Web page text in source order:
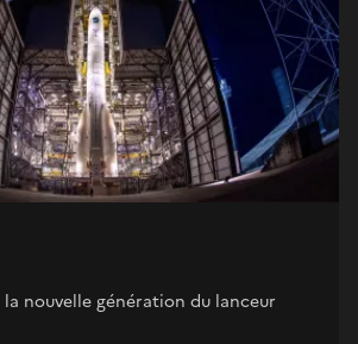
la nouvelle génération du lanceur